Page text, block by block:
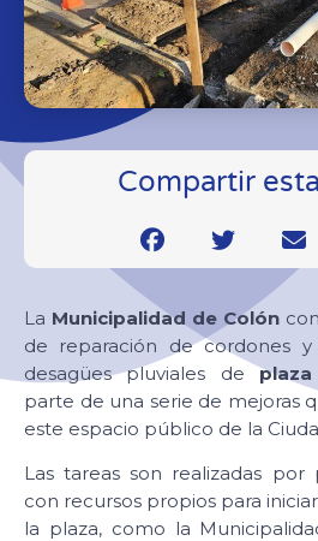
Compartir
La Municipalidad de Colón
de reparación de cordones
desagües pluviales de
parte de una serie de mejoras
este espacio público de la
Las tareas son realizadas
con recursos propios para
la plaza, como la